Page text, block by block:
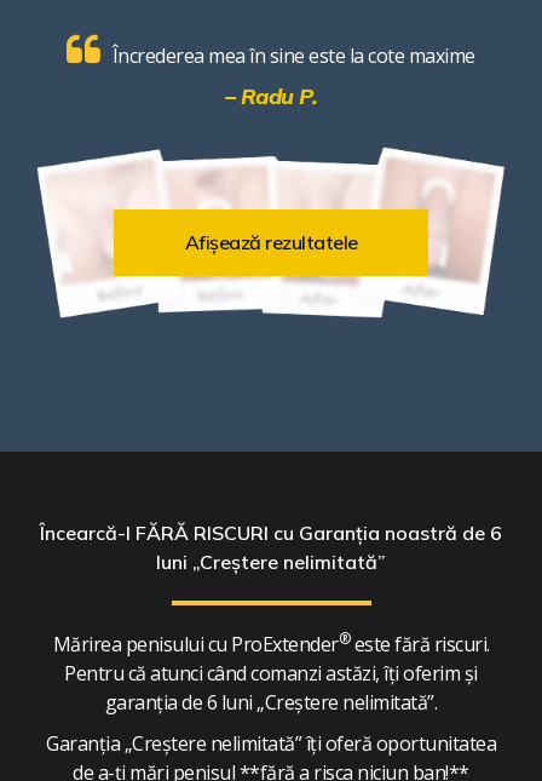
Încrederea mea în sine este la cote maxime
– Radu P.
Afișează rezultatele
Încearcă-l FĂRĂ RISCURI cu Garanția noastră de 6
luni „Creștere nelimitată”
Mărirea penisului cu ProExtender®este fără riscuri.
Pentru că atunci când comanzi astăzi, îți oferim și
garanția de 6 luni „Creștere nelimitată”.
Garanția „Creștere nelimitată” îți oferă oportunitatea
de a-ți mări penisul **fără a risca niciun ban!**